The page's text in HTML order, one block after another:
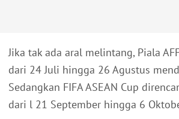
Jika tak ada aral melintang, Piala
dari 24 Juli hingga 26 Agustus
Sedangkan FIFA ASEAN Cup
dari l 21 September hingga 6